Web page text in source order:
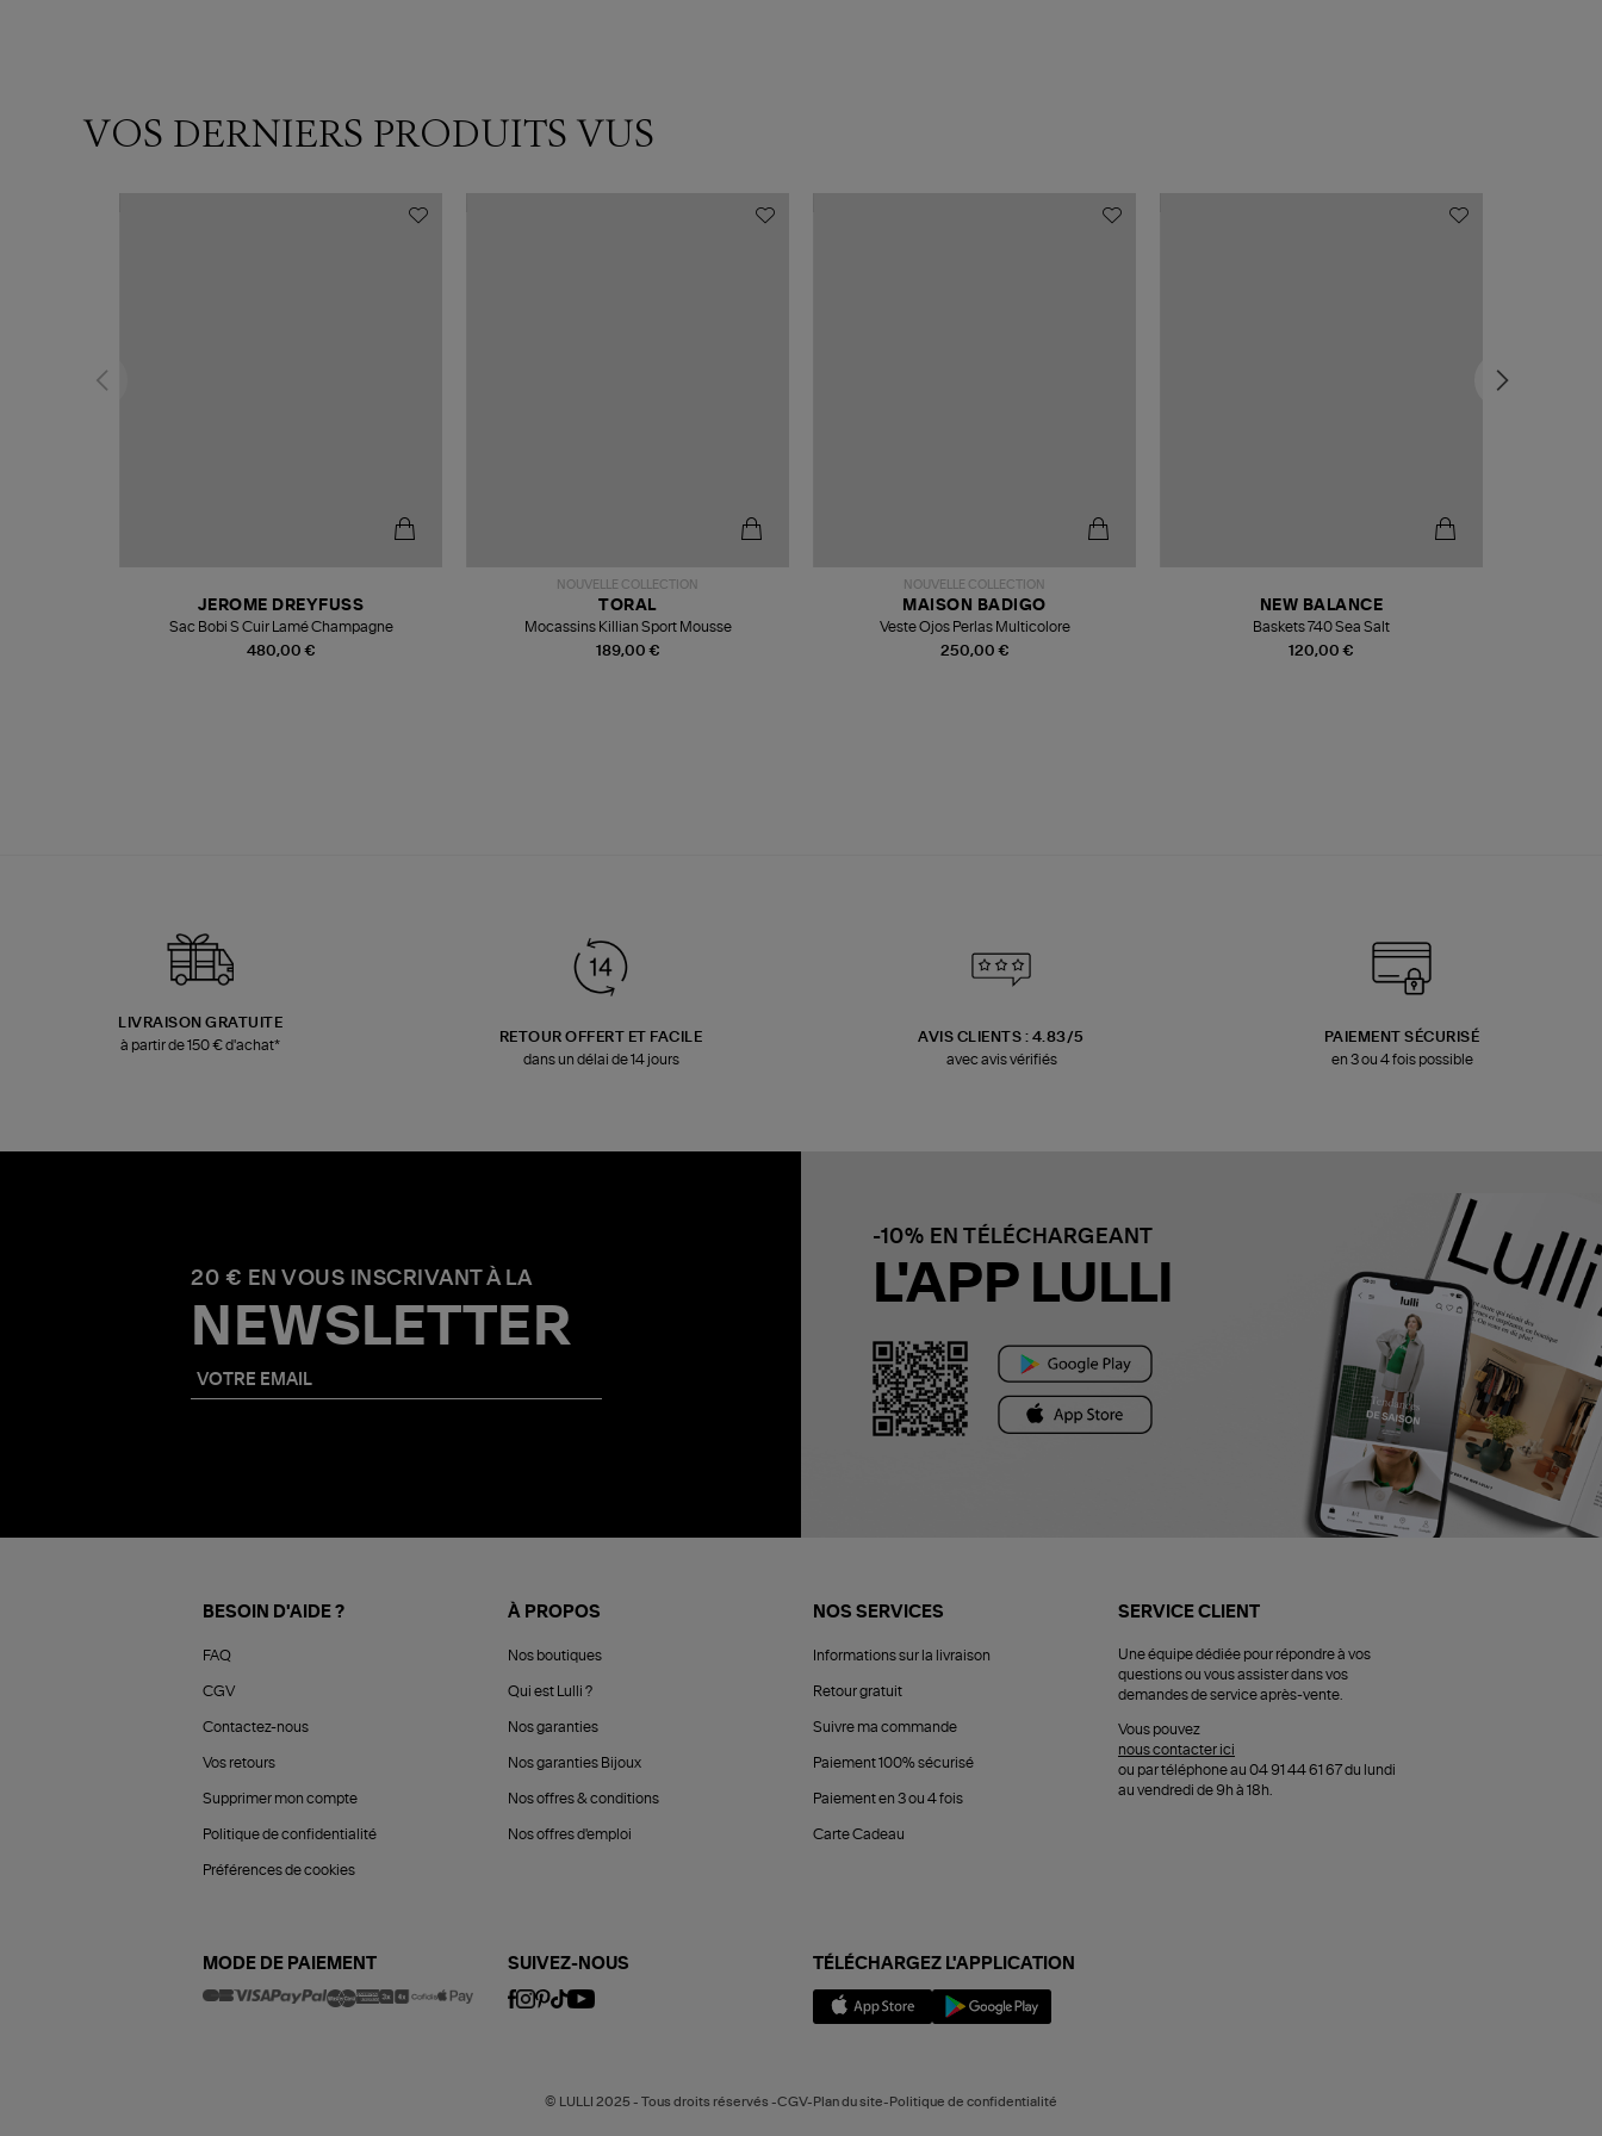
VOS DERNIERS PRODUITS VUS
480,00 €
JEROME DREYFUSS
Sac Bobi S Cuir Lamé Champagne
NOUVELLE COLLECTION
189,00 €
TORAL
Mocassins Killian Sport Mousse
NOUVELLE COLLECTION
250,00 €
MAISON BADIGO
Veste Ojos Perlas Multicolore
120,00 €
NEW BALANCE
Baskets 740 Sea Salt
LIVRAISON GRATUITE
à partir de 150 € d'achat*
RETOUR OFFERT ET FACILE
dans un délai de 14 jours
AVIS CLIENTS : 4.83/5
avec avis vérifiés
PAIEMENT SÉCURISÉ
en 3 ou 4 fois possible
20 € EN VOUS INSCRIVANT À LA
NEWSLETTER
-10% EN TÉLÉCHARGEANT
L'APP LULLI
BESOIN D'AIDE ?
FAQ
CGV
Contactez-nous
Vos retours
Supprimer mon compte
Politique de confidentialité
Préférences de cookies
À PROPOS
Nos boutiques
Qui est Lulli ?
Nos garanties
Nos garanties Bijoux
Nos offres & conditions
Nos offres d'emploi
NOS SERVICES
Informations sur la livraison
Retour gratuit
Suivre ma commande
Paiement 100% sécurisé
Paiement en 3 ou 4 fois
Carte Cadeau
SERVICE CLIENT
Une équipe dédiée pour répondre à vos
questions ou vous assister dans vos
demandes de service après-vente.
Vous pouvez
nous contacter ici
ou par téléphone au 04 91 44 61 67 du lundi
au vendredi de 9h à 18h.
MODE DE PAIEMENT SUIVEZ-NOUS TÉLÉCHARGEZ L'APPLICATION
© LULLI 2025 - Tous droits réservés -CGV-Plan du site-Politique de confidentialité